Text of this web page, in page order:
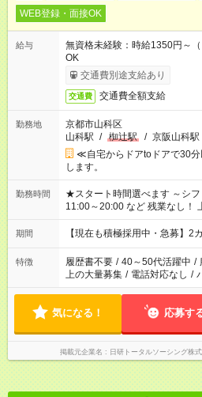
WEB登録・面接OK
給与
無資格未経験：時給1350円～
OK
交通費別途支給あり
交通費 交通費全額支給
勤務地
京都市山科区
山科駅 / 椥辻駅 / 京阪山科駅
≪自宅からドアtoドアで30
します。
勤務時間
★スタート時間選べます ～シフト例～ 7:00～16:00 9:00～18:00
11:00～20:00 など 残業なし！ 上記は一例です。その他シフトも
ご相談ください。 ※Wワークの場合当社と合わせて法定労働時
間が週40時間を超えなければOK
期間 【現在も積極採用中・急募】2
特徴 履歴書不要 / 40～50代活躍中 /
上の大量募集 / 電話対応なし /
気になる！ 応募す
掲載元企業名 日研トータルソーシング株